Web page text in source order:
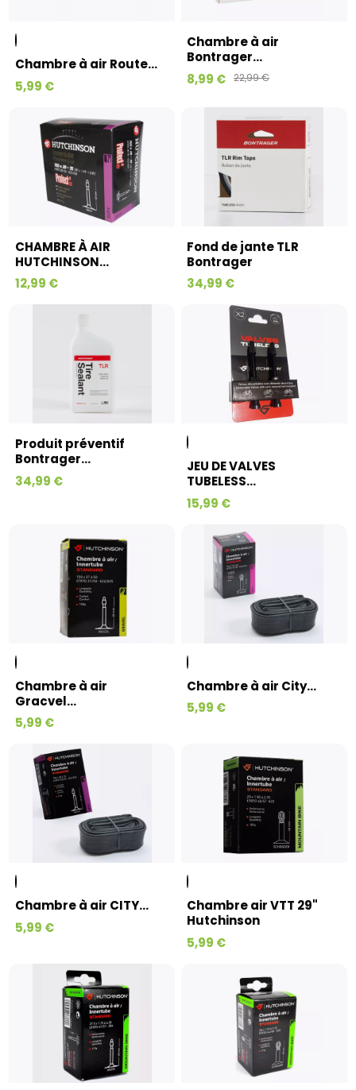
Chambre à air Route...
5,99 €
Chambre à air
Bontrager...
8,99 €
22,99 €
CHAMBRE À AIR
HUTCHINSON...
12,99 €
Fond de jante TLR
Bontrager
34,99 €
Produit préventif
Bontrager...
34,99 €
JEU DE VALVES
TUBELESS...
15,99 €
Chambre à air
Gracvel...
5,99 €
Chambre à air City...
5,99 €
Chambre à air CITY...
5,99 €
Chambre air VTT 29"
Hutchinson
5,99 €